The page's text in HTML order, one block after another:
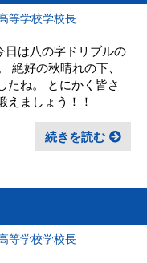
等学校学校長
日は八の字ドリブルの
絶好の秋晴れの下、
たね。 とにかく皆さ
えましょう！！
続きを読む
等学校学校長